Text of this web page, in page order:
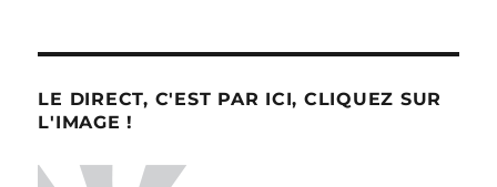
LE DIRECT, C'EST PAR ICI, CLIQUEZ SUR
L'IMAGE !